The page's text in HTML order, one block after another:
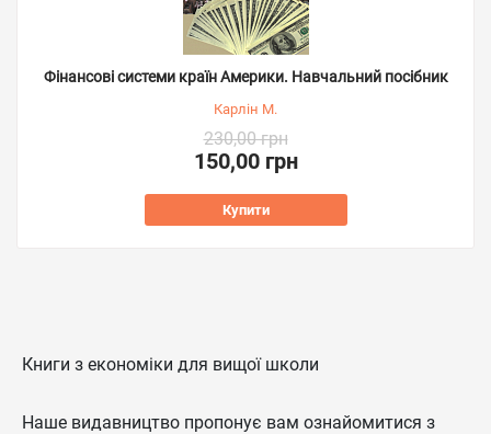
Фінансові системи країн Америки. Навчальний посібник
Карлін М.
230,00 грн
150,00 грн
Купити
Книги з економіки для вищої школи
Наше видавництво пропонує вам ознайомитися з